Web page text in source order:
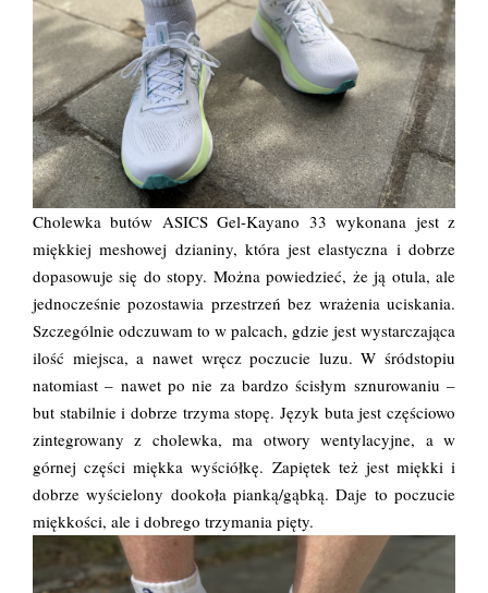
Cholewka butów ASICS Gel-Kayano 33 wykonana jest z
miękkiej meshowej dzianiny, która jest elastyczna i dobrze
dopasowuje się do stopy. Można powiedzieć, że ją otula, ale
jednocześnie pozostawia przestrzeń bez wrażenia uciskania.
Szczególnie odczuwam to w palcach, gdzie jest wystarczająca
ilość miejsca, a nawet wręcz poczucie luzu. W śródstopiu
natomiast – nawet po nie za bardzo ścisłym sznurowaniu –
but stabilnie i dobrze trzyma stopę. Język buta jest częściowo
zintegrowany z cholewka, ma otwory wentylacyjne, a w
górnej części miękka wyściółkę. Zapiętek też jest miękki i
dobrze wyścielony dookoła pianką/gąbką. Daje to poczucie
miękkości, ale i dobrego trzymania pięty.